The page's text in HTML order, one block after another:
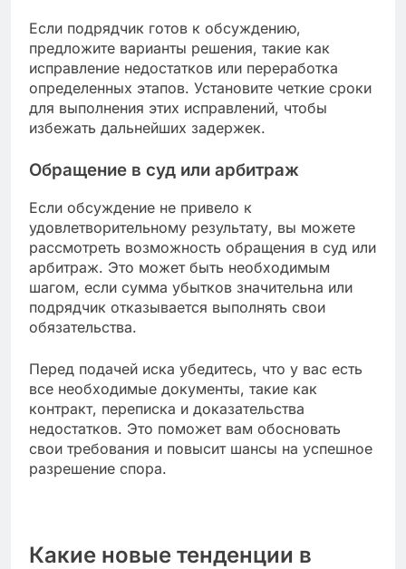
контролировать процесс и обеспечит
выполнение работ в срок.
Что делать в случае
недовольства работой
подрядчика?
Если вы недовольны работой подрядчика,
важно действовать быстро и решительно.
Первым шагом должно стать обсуждение
возникших проблем, чтобы попытаться найти
решение без обращения к юридическим мерам.
Начните с прямого общения с подрядчиком.
Опишите конкретные проблемы, которые вас
беспокоят, и предоставьте доказательства,
такие как фотографии или документы.
Постарайтесь быть конструктивным и
предложите варианты решения, такие как